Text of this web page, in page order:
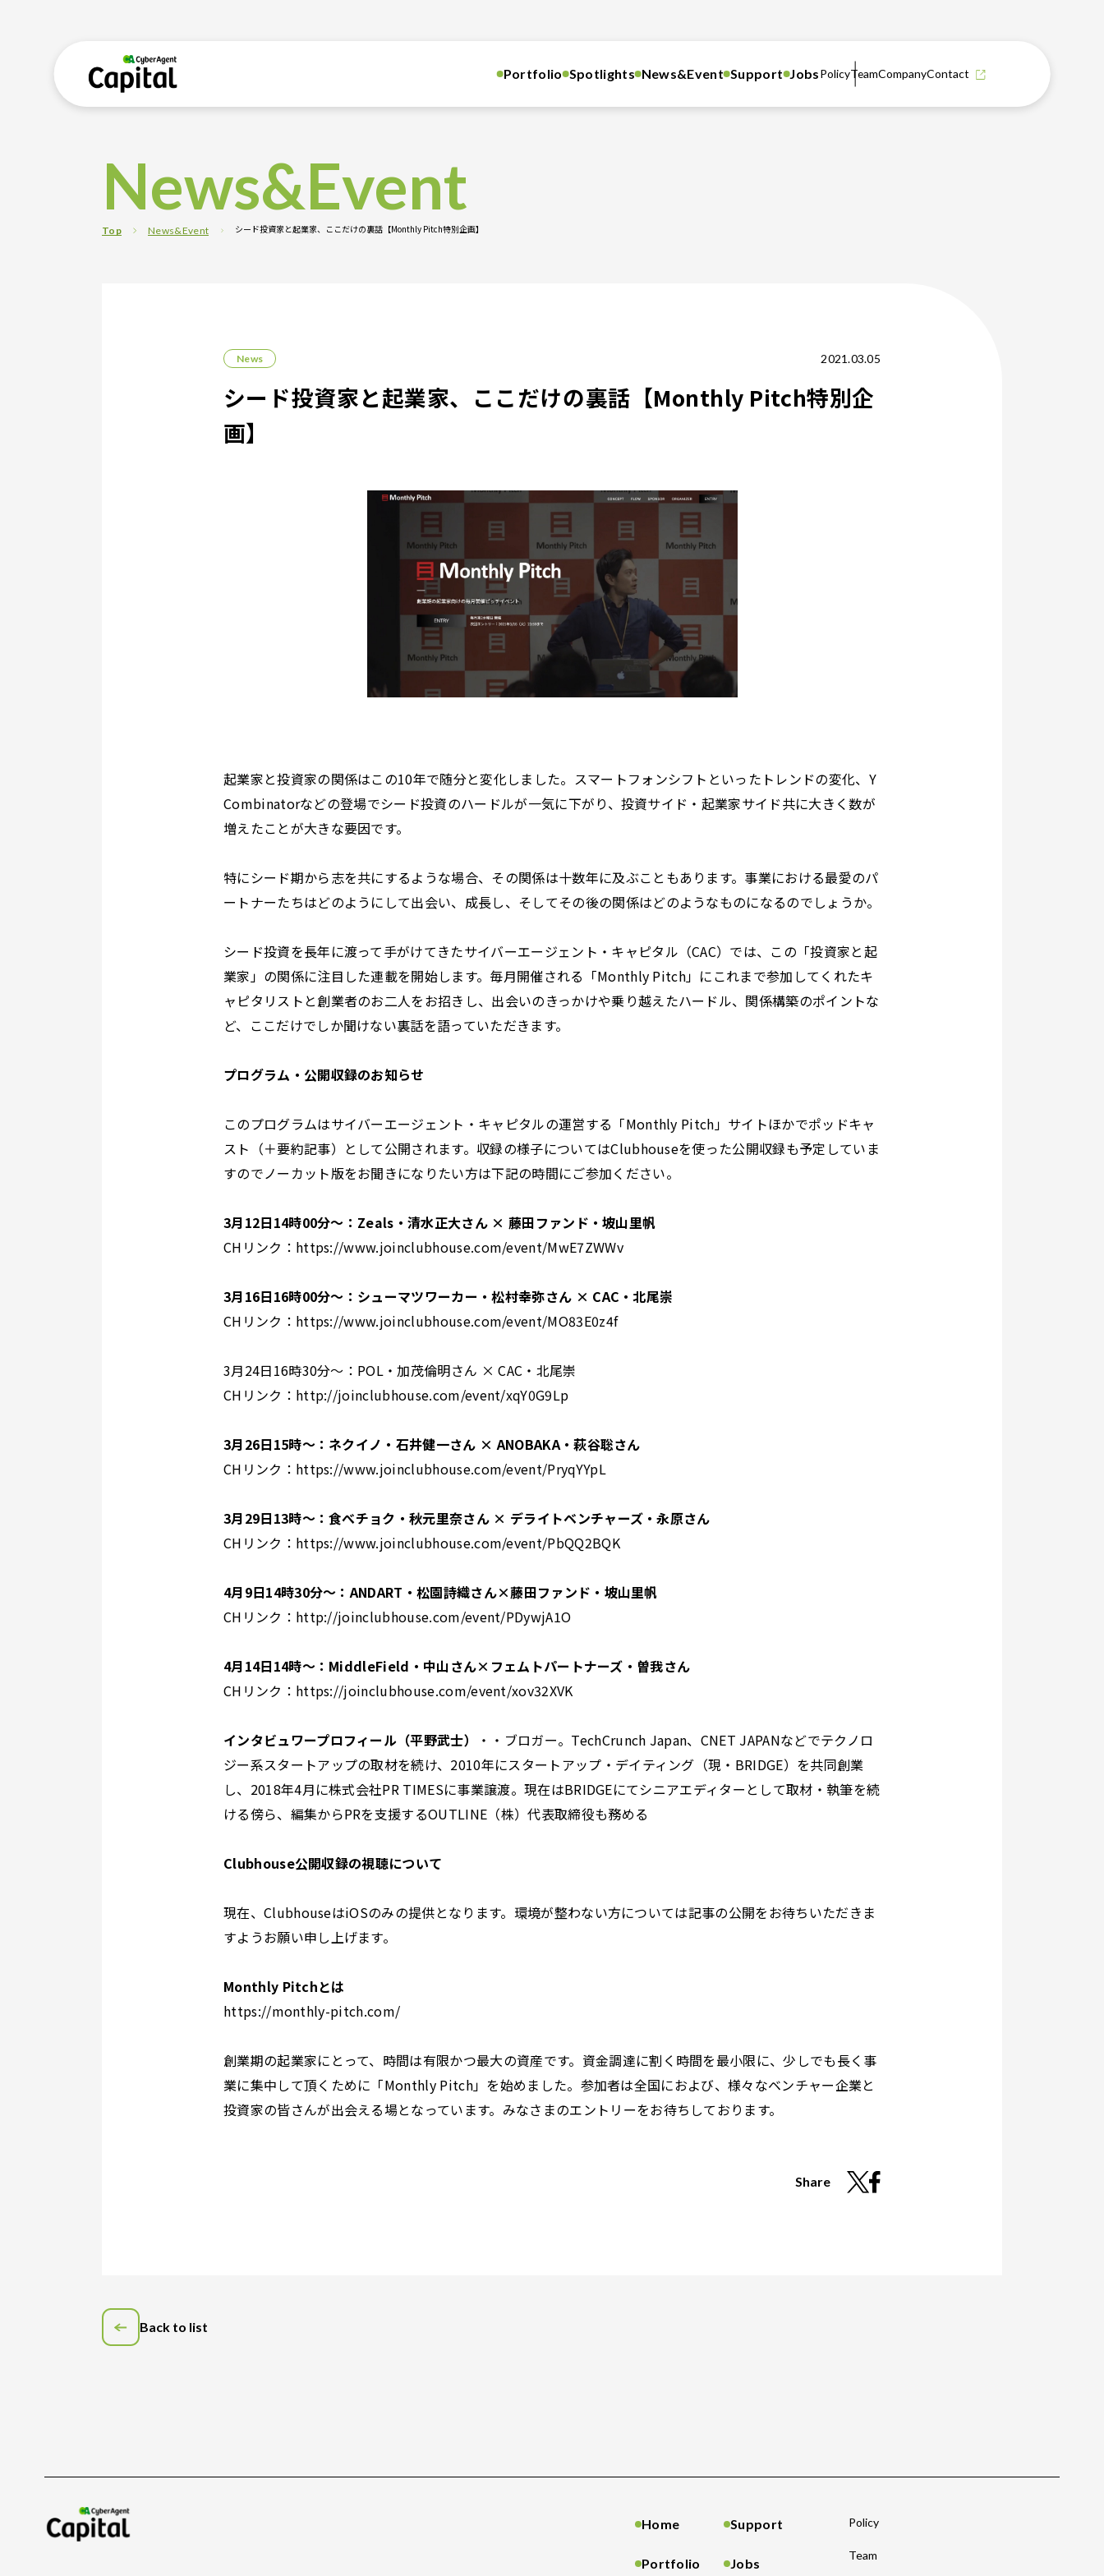
Portfolio Spotlights News&Event Support JobsPolicyTeamCompanyContact
News&Event
Top News&Event シード投資家と起業家、ここだけの裏話【Monthly Pitch特別企画】
News 2021.03.05
シード投資家と起業家、ここだけの裏話【Monthly Pitch特別企
画】
起業家と投資家の関係はこの10年で随分と変化しました。スマートフォンシフトといったトレンドの変化、Y
Combinatorなどの登場でシード投資のハードルが一気に下がり、投資サイド・起業家サイド共に大きく数が
増えたことが大きな要因です。
特にシード期から志を共にするような場合、その関係は十数年に及ぶこともあります。事業における最愛のパ
ートナーたちはどのようにして出会い、成長し、そしてその後の関係はどのようなものになるのでしょうか。
シード投資を長年に渡って手がけてきたサイバーエージェント・キャピタル（CAC）では、この「投資家と起
業家」の関係に注目した連載を開始します。毎月開催される「Monthly Pitch」にこれまで参加してくれたキ
ャピタリストと創業者のお二人をお招きし、出会いのきっかけや乗り越えたハードル、関係構築のポイントな
ど、ここだけでしか聞けない裏話を語っていただきます。
プログラム・公開収録のお知らせ
このプログラムはサイバーエージェント・キャピタルの運営する「Monthly Pitch」サイトほかでポッドキャ
スト（＋要約記事）として公開されます。収録の様子についてはClubhouseを使った公開収録も予定していま
すのでノーカット版をお聞きになりたい方は下記の時間にご参加ください。
3月12日14時00分〜：Zeals・清水正大さん × 藤田ファンド・坡山里帆
CHリンク： https://www.joinclubhouse.com/event/MwE7ZWWv
3月16日16時00分〜：シューマツワーカー・松村幸弥さん × CAC・北尾崇
CHリンク： https://www.joinclubhouse.com/event/MO83E0z4f
3月24日16時30分〜：POL・加茂倫明さん × CAC・北尾崇
CHリンク： http://joinclubhouse.com/event/xqY0G9Lp
3月26日15時〜：ネクイノ・石井健一さん × ANOBAKA・萩谷聡さん
CHリンク： https://www.joinclubhouse.com/event/PryqYYpL
3月29日13時〜：食べチョク・秋元里奈さん × デライトベンチャーズ・永原さん
CHリンク： https://www.joinclubhouse.com/event/PbQQ2BQK
4月9日14時30分〜：ANDART・松園詩織さん×藤田ファンド・坡山里帆
CHリンク： http://joinclubhouse.com/event/PDywjA1O
4月14日14時〜：MiddleField・中山さん×フェムトパートナーズ・曽我さん
CHリンク： https://joinclubhouse.com/event/xov32XVK
インタビュワープロフィール（平野武士）
・・ブロガー。TechCrunch Japan、CNET JAPANなどでテクノロ
ジー系スタートアップの取材を続け、2010年にスタートアップ・デイティング（現・BRIDGE）を共同創業
し、2018年4月に株式会社PR TIMESに事業譲渡。現在はBRIDGEにてシニアエディターとして取材・執筆を続
ける傍ら、編集からPRを支援するOUTLINE（株）代表取締役も務める
Clubhouse公開収録の視聴について
現在、ClubhouseはiOSのみの提供となります。環境が整わない方については記事の公開をお待ちいただきま
すようお願い申し上げます。
Monthly Pitchとは
https://monthly-pitch.com/
創業期の起業家にとって、時間は有限かつ最大の資産です。資金調達に割く時間を最小限に、少しでも長く事
業に集中して頂くために「Monthly Pitch」を始めました。参加者は全国におよび、様々なベンチャー企業と
投資家の皆さんが出会える場となっています。みなさまのエントリーをお待ちしております。
Share
Back to list
Home
Portfolio
Support
Jobs
Policy
Team